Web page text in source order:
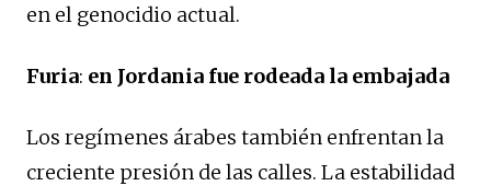
en el genocidio actual.
Furia: en Jordania fue rodeada la embajada
Los regímenes árabes también enfrentan la
creciente presión de las calles. La estabilidad